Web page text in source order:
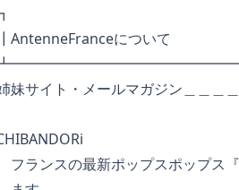
I N F O
について
サイト・メールマガジン＿＿＿
ンスの最新ポップスポップス『